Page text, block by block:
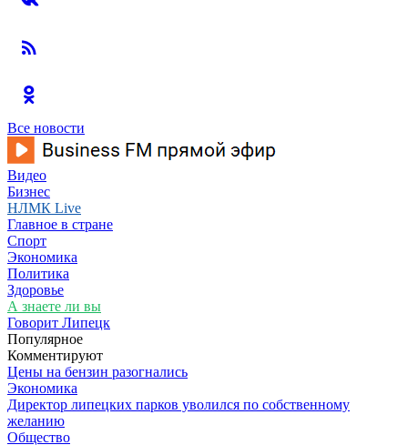
Все новости
Видео
Бизнес
НЛМК Live
Главное в стране
Спорт
Экономика
Политика
Здоровье
А знаете ли вы
Говорит Липецк
Популярное
Комментируют
Цены на бензин разогнались
Экономика
Директор липецких парков уволился по собственному
желанию
Общество